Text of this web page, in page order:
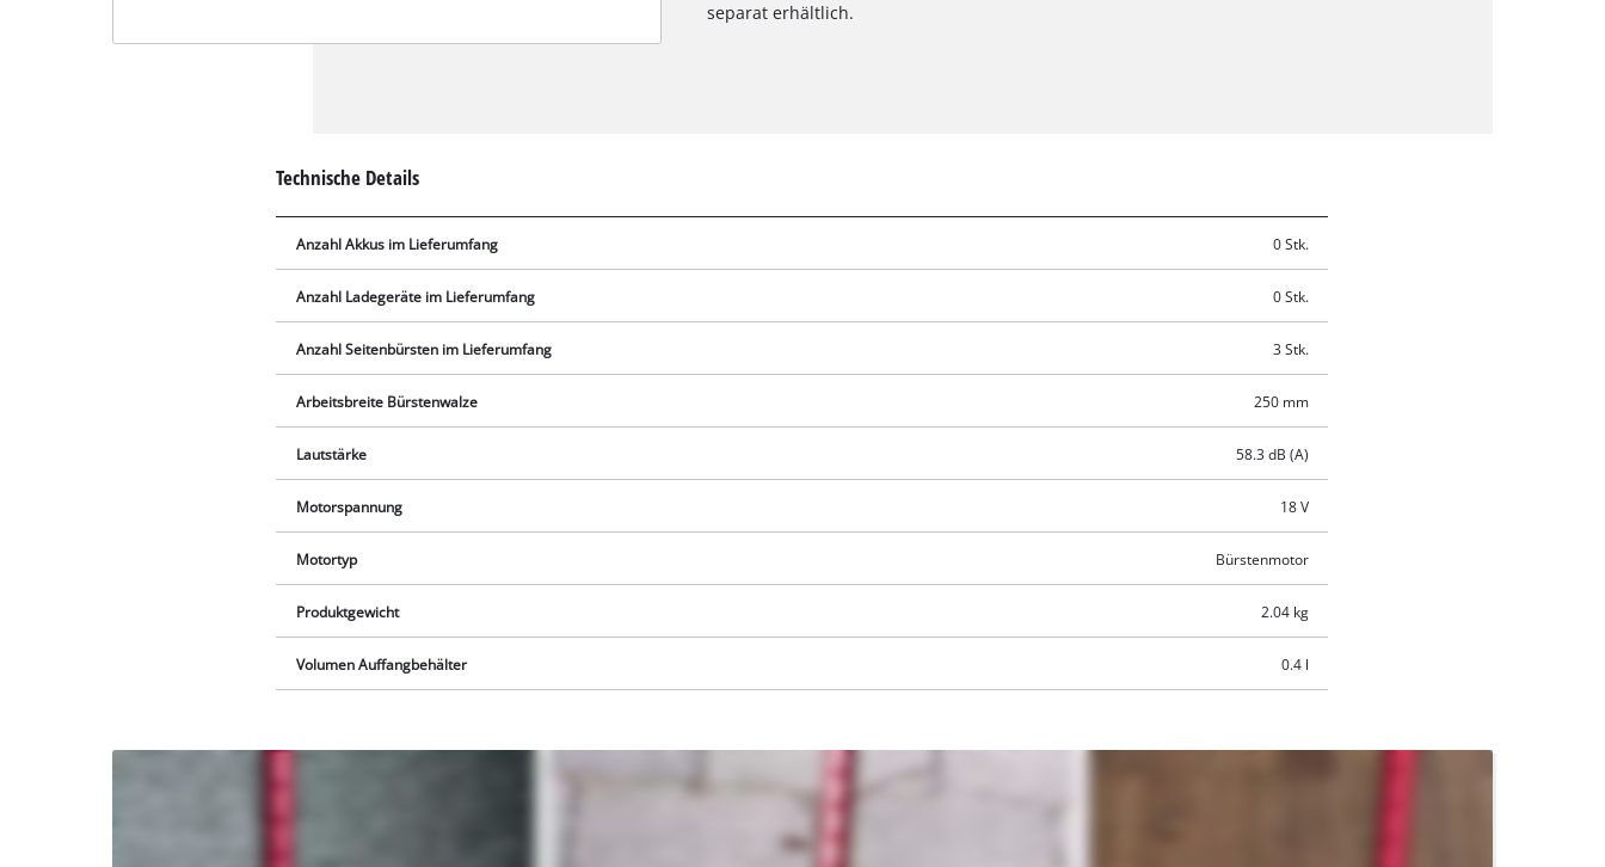
Wir benötigen deine Zustimmung, um
Powered byUsercentrics Consent
separat erhältlich.
Technische Details
Anzahl Akkus im Lieferumfang 0 Stk.
Anzahl Ladegeräte im Lieferumfang 0 Stk.
Anzahl Seitenbürsten im Lieferumfang 3 Stk.
Arbeitsbreite Bürstenwalze 250 mm
Lautstärke 58.3 dB (A)
Motorspannung 18 V
Motortyp Bürstenmotor
Produktgewicht 2.04 kg
Volumen Auffangbehälter 0.4 l